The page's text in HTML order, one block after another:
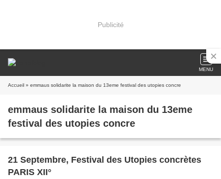
Publicité
MENU
Accueil » emmaus solidarite la maison du 13eme festival des utopies concre
emmaus solidarite la maison du 13eme
festival des utopies concre
21 Septembre, Festival des Utopies concrètes
PARIS XII°